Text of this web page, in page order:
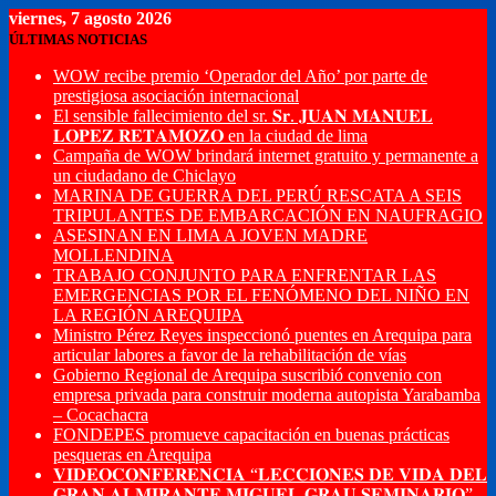
viernes, 7 agosto 2026
ÚLTIMAS NOTICIAS
WOW recibe premio ‘Operador del Año’ por parte de
prestigiosa asociación internacional
El sensible fallecimiento del sr. 𝐒𝐫. 𝐉𝐔𝐀𝐍 𝐌𝐀𝐍𝐔𝐄𝐋
𝐋𝐎𝐏𝐄𝐙 𝐑𝐄𝐓𝐀𝐌𝐎𝐙𝐎 en la ciudad de lima
Campaña de WOW brindará internet gratuito y permanente a
un ciudadano de Chiclayo
MARINA DE GUERRA DEL PERÚ RESCATA A SEIS
TRIPULANTES DE EMBARCACIÓN EN NAUFRAGIO
ASESINAN EN LIMA A JOVEN MADRE
MOLLENDINA
TRABAJO CONJUNTO PARA ENFRENTAR LAS
EMERGENCIAS POR EL FENÓMENO DEL NIÑO EN
LA REGIÓN AREQUIPA
Ministro Pérez Reyes inspeccionó puentes en Arequipa para
articular labores a favor de la rehabilitación de vías
Gobierno Regional de Arequipa suscribió convenio con
empresa privada para construir moderna autopista Yarabamba
– Cocachacra
FONDEPES promueve capacitación en buenas prácticas
pesqueras en Arequipa
𝐕𝐈𝐃𝐄𝐎𝐂𝐎𝐍𝐅𝐄𝐑𝐄𝐍𝐂𝐈𝐀 “𝐋𝐄𝐂𝐂𝐈𝐎𝐍𝐄𝐒 𝐃𝐄 𝐕𝐈𝐃𝐀 𝐃𝐄𝐋